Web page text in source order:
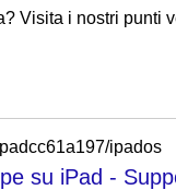
Visita i nostri punti
ipados
su iPad -